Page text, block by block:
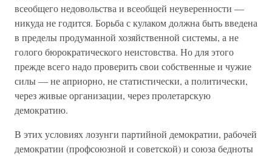
всеобщего недовольства и всеобщей неуверенности —
никуда не годится. Борьба с кулаком должна быть введена
в пределы продуманной хозяйственной системы, а не
голого бюрократического неистовства. Но для этого
прежде всего надо проверить свои собственные и чужие
силы — не априорно, не статистически, а политически,
через живые организации, через пролетарскую
демократию.
В этих условиях лозунги партийной демократии, рабочей
демократии (профсоюзной и советской) и союза бедноты